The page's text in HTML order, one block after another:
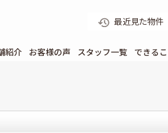
最近見た物件
紹介 お客様の声 スタッフ一覧 できる